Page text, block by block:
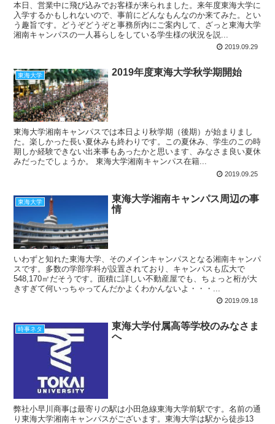
本日、営業中に飛び込みでお客様が来られました。来年度東海大学に
入学するかもしれないので、事前にどんなもんなのか来てみた。とい
う趣旨です。どうぞどうぞと事務所内にご案内して、ざっと東海大学
湘南キャンパスの一人暮らしをしている学生様の状況を説...
2019.09.29
東海大学 2019年度東海大学秋学期開始
東海大学湘南キャンパスでは本日より秋学期（後期）が始まりまし
た。楽しかった長い夏休みも終わりです。この夏休み、学生のこの時
期しか経験できない出来事もあったかと思います、みなさま良い夏休
みだったでしょうか。 東海大学湘南キャンパス在籍...
2019.09.25
東海大学
東海大学湘南キャンパス周辺の事
情
いわずと知れた東海大学、そのメインキャンパスとなる湘南キャンパ
スです。多数の学部学科が設置されており、キャンパスも広大で
548,170㎡だそうです。面積に詳しい不動産屋でも、ちょっと桁が大
きすぎて何いっちゃってんだかよくわかんないよ・・・...
2019.09.18
時事ネタ
東海大学付属高等学校のみなさま
へ
弊社小早川商事は最寄りの駅は小田急線東海大学前駅です。名前の通
り東海大学湘南キャンパスがございます。東海大学は駅から徒歩13